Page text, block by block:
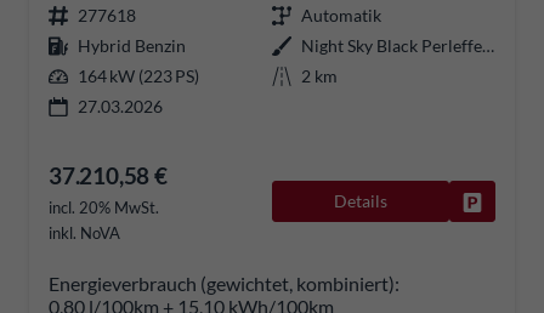
277618
Automatik
Hybrid Benzin
Night Sky Black Perleffekt
164 kW (223 PS)
2 km
27.03.2026
37.210,58 €
incl. 20% MwSt.
inkl. NoVA
Details
Energieverbrauch (gewichtet, kombiniert):
0,80 l/100km + 15,10 kWh/100km